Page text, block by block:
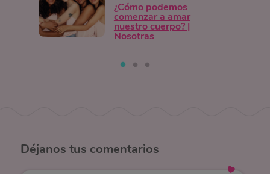
¿Cómo podemos
comenzar a amar
nuestro cuerpo? |
Nosotras
Déjanos tus comentarios